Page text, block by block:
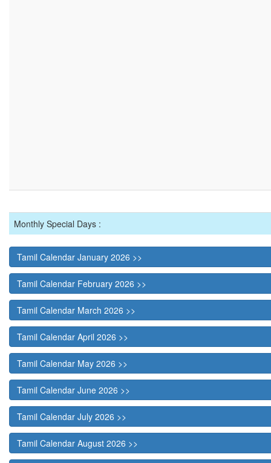
Monthly Special Days :
Tamil Calendar January 2026 >>
Tamil Calendar February 2026 >>
Tamil Calendar March 2026 >>
Tamil Calendar April 2026 >>
Tamil Calendar May 2026 >>
Tamil Calendar June 2026 >>
Tamil Calendar July 2026 >>
Tamil Calendar August 2026 >>